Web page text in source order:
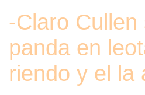
-Claro
panda en
riendo y el la